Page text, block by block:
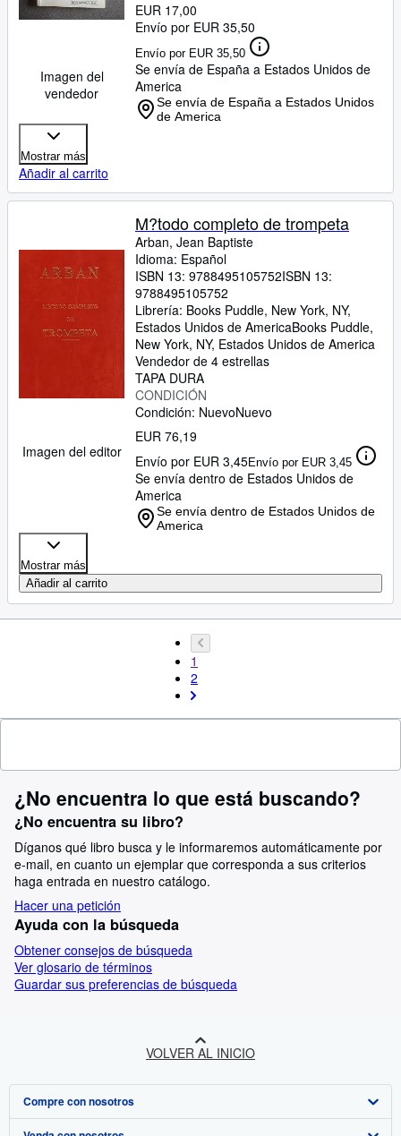
Imagen del
vendedor
EUR 17,00
Envío por EUR 35,50
Envío por EUR 35,50
Se envía de España a Estados Unidos de
America
Se envía de España a Estados Unidos
de America
Mostrar más
Añadir al carrito
Imagen del editor
M?todo completo de trompeta
Arban, Jean Baptiste
Idioma: Español
ISBN 13: 9788495105752ISBN 13:
9788495105752
Librería: Books Puddle, New York, NY,
Estados Unidos de AmericaBooks Puddle,
New York, NY, Estados Unidos de America
Vendedor de 4 estrellas
TAPA DURA
CONDICIÓN
Condición: NuevoNuevo
EUR 76,19
Envío por EUR 3,45Envío por EUR 3,45
Se envía dentro de Estados Unidos de
America
Se envía dentro de Estados Unidos de
America
Mostrar más
Añadir al carrito
1
2
¿No encuentra lo que está buscando?
¿No encuentra su libro?
Díganos qué libro busca y le informaremos automáticamente por
e-mail, en cuanto un ejemplar que corresponda a sus criterios
haga entrada en nuestro catálogo.
Hacer una petición
Ayuda con la búsqueda
Obtener consejos de búsqueda
Ver glosario de términos
Guardar sus preferencias de búsqueda
VOLVER AL INICIO
Compre con nosotros